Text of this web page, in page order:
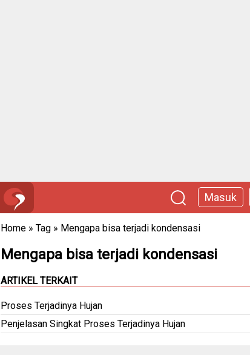
Masuk
Home » Tag » Mengapa bisa terjadi kondensasi
Mengapa bisa terjadi kondensasi
ARTIKEL TERKAIT
Proses Terjadinya Hujan
Penjelasan Singkat Proses Terjadinya Hujan